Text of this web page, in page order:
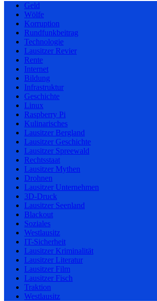
Geld
Wölfe
Korruption
Rundfunkbeitrag
Technologie
Lausitzer Revier
Rente
Internet
Bildung
Infrastruktur
Geschichte
Linux
Raspberry Pi
Kulinarisches
Lausitzer Bergland
Lausitzer Geschichte
Lausitzer Spreewald
Rechtsstaat
Lausitzer Mythen
Drohnen
Lausitzer Unternehmen
3D-Druck
Lausitzer Seenland
Blackout
Soziales
Westlausitz
IT-Sicherheit
Lausitzer Kriminalität
Lausitzer Literatur
Lausitzer Film
Lausitzer Fisch
Traktion
Westlausitz